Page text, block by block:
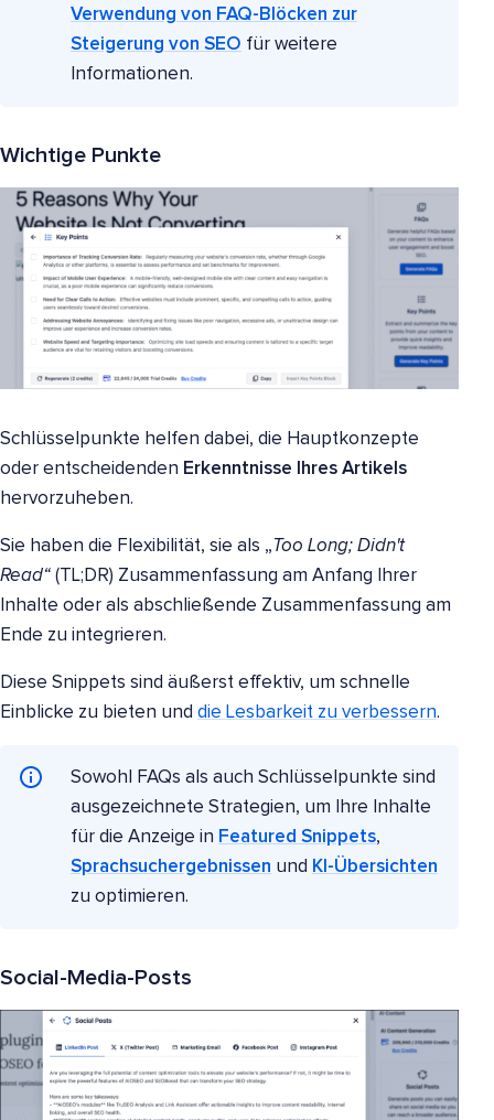
Verwendung von FAQ-Blöcken zur
Steigerung von SEO für weitere
Informationen.
Wichtige Punkte
Schlüsselpunkte helfen dabei, die Hauptkonzepte
oder entscheidenden Erkenntnisse Ihres Artikels
hervorzuheben.
Sie haben die Flexibilität, sie als „Too Long; Didn't
Read“ (TL;DR) Zusammenfassung am Anfang Ihrer
Inhalte oder als abschließende Zusammenfassung am
Ende zu integrieren.
Diese Snippets sind äußerst effektiv, um schnelle
Einblicke zu bieten und die Lesbarkeit zu verbessern.
Sowohl FAQs als auch Schlüsselpunkte sind
ausgezeichnete Strategien, um Ihre Inhalte
für die Anzeige in Featured Snippets,
Sprachsuchergebnissen und KI-Übersichten
zu optimieren.
Social-Media-Posts